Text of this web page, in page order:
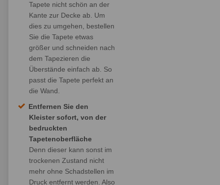
Tapete nicht schön an der
Kante zur Decke ab. Um
dies zu umgehen, bestellen
Sie die Tapete etwas
größer und schneiden nach
dem Tapezieren die
Überstände einfach ab. So
passt die Tapete perfekt an
die Wand.
Entfernen Sie den
Kleister sofort, von der
bedruckten
Tapetenoberfläche
Denn dieser kann sonst im
trockenen Zustand nicht
mehr ohne Schadstellen im
Druck entfernt werden. Also